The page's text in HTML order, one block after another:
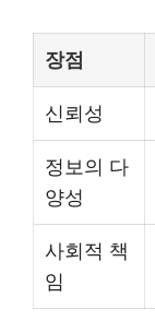
장점
신뢰성
정보의 다
양성
사회적 책
임